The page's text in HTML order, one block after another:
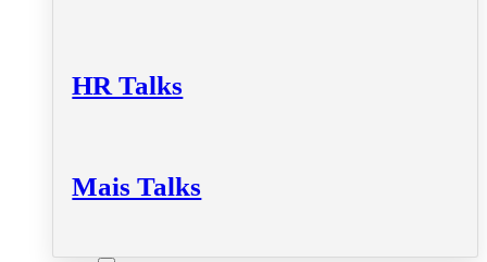
HR Talks
Mais Talks